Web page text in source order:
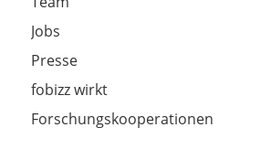
Jobs
Presse
fobizz wirkt
Forschungskooperationen